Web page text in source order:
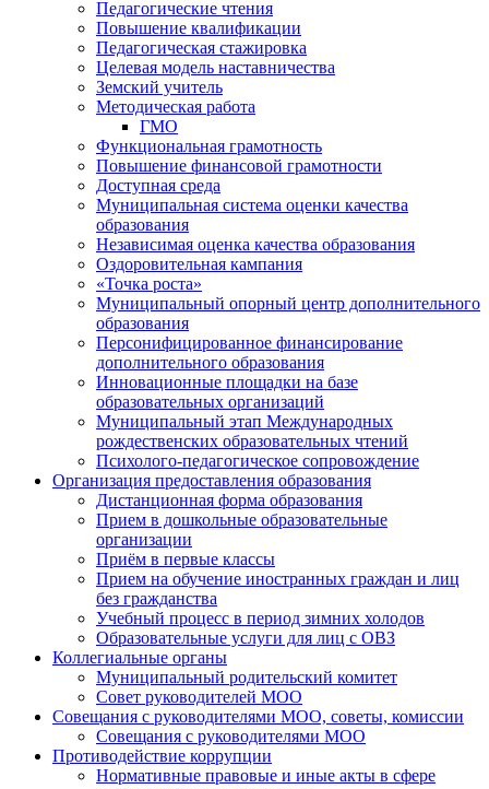
Педагогические чтения
Повышение квалификации
Педагогическая стажировка
Целевая модель наставничества
Земский учитель
Методическая работа
ГМО
Функциональная грамотность
Повышение финансовой грамотности
Доступная среда
Муниципальная система оценки качества
образования
Независимая оценка качества образования
Оздоровительная кампания
«Точка роста»
Муниципальный опорный центр дополнительного
образования
Персонифицированное финансирование
дополнительного образования
Инновационные площадки на базе
образовательных организаций
Муниципальный этап Международных
рождественских образовательных чтений
Психолого-педагогическое сопровождение
Организация предоставления образования
Дистанционная форма образования
Прием в дошкольные образовательные
организации
Приём в первые классы
Прием на обучение иностранных граждан и лиц
без гражданства
Учебный процесс в период зимних холодов
Образовательные услуги для лиц с ОВЗ
Коллегиальные органы
Муниципальный родительский комитет
Совет руководителей МОО
Совещания с руководителями МОО, советы, комиссии
Совещания с руководителями МОО
Противодействие коррупции
Нормативные правовые и иные акты в сфере